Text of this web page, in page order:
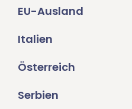
EU-Ausland
Italien
Österreich
Serbien